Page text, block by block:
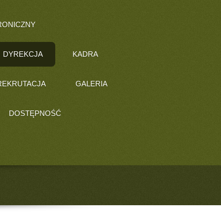
DYREKCJA KADRA
GALERIA
DOSTĘPNOŚĆ